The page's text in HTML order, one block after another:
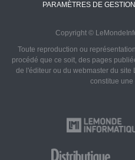
PARAMÈTRES DE
Copyright ©
Toute reproduction ou
procédé que ce soit, des pages
de l'éditeur ou du webmaster du
constitue une